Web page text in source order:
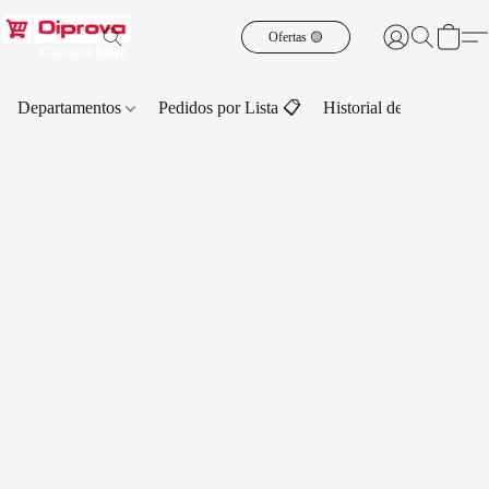
Ofertas 🟡
Departamentos Pedidos por Lista 📋 Historial de Pedidos